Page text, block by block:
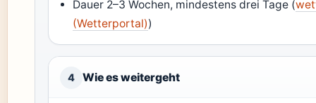
Dauer 2–3 Wochen, mindestens drei Tage (
(Wetterportal))
4 Wie es weitergeht